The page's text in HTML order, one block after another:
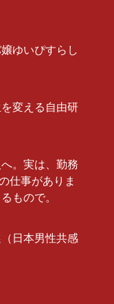
ゆいぴすらし
変える自由研
。実は、勤務
仕事がありま
もので。
日本男性共感